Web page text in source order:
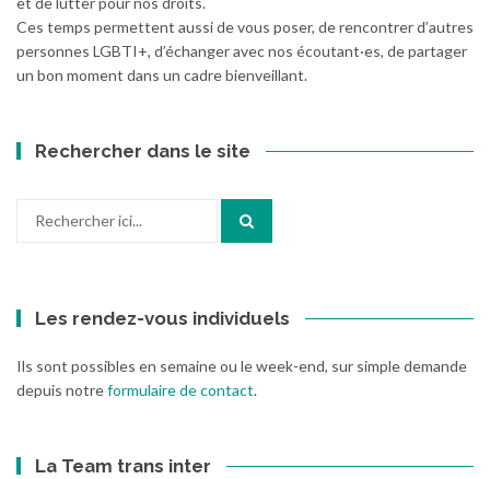
Ces temps permettent aussi de vous poser, de rencontrer d’autres
personnes LGBTI+, d’échanger avec nos écoutant·es, de partager
un bon moment dans un cadre bienveillant.
Rechercher dans le site
Les rendez-vous individuels
Ils sont possibles en semaine ou le week-end, sur simple demande
depuis notreformulaire de contact.
La Team trans inter